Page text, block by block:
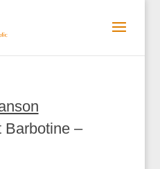
Barbotine –